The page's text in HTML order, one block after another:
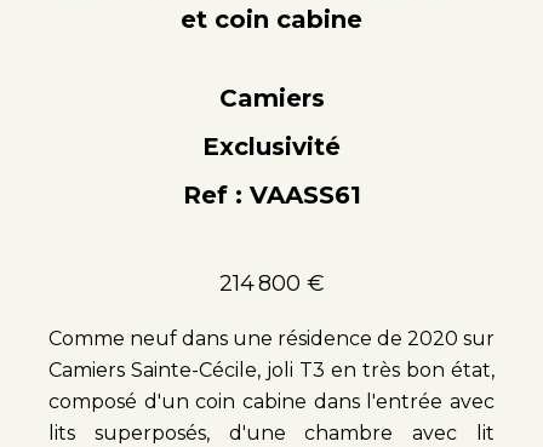
et coin cabine
Camiers
Exclusivité
Ref : VAASS61
214 800 €
Comme neuf dans une résidence de 2020 sur
Camiers Sainte-Cécile, joli T3 en très bon état,
composé d'un coin cabine dans l'entrée avec
lits superposés, d'une chambre avec lit